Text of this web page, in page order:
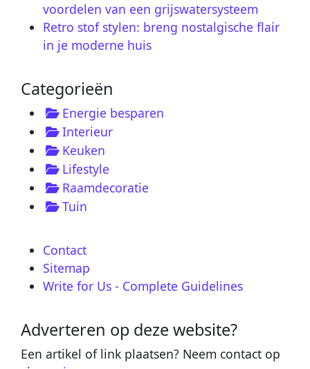
voordelen van een grijswatersysteem
Retro stof stylen: breng nostalgische flair
in je moderne huis
Categorieën
Energie besparen
Interieur
Keuken
Lifestyle
Raamdecoratie
Tuin
Contact
Sitemap
Write for Us - Complete Guidelines
Adverteren op deze website?
Een artikel of link plaatsen? Neem contact op